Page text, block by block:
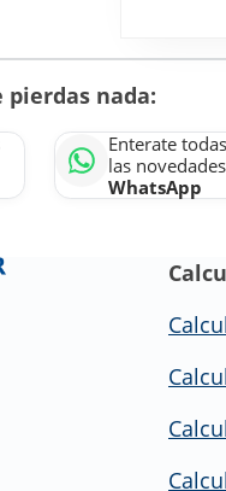
pierdas nada:
Enterate todas
las
WhatsApp